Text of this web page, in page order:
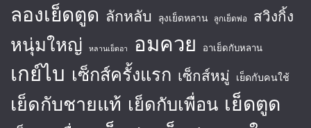
ลองเย็ดตูด ลักหลับ ลุงเย็ดหลาน ลูกเย็ดพ่อ สวิงกิ้ง
หนุ่มใหญ่ หลานเย็ดอา อมควย อาเย็ดกับหลาน
เกย์ไบ เซ็กส์ครั้งแรก เซ็กส์หมู่ เย็ดกับคนใช้
เย็ดกับชายแท้ เย็ดกับเพื่อน เย็ดตูด